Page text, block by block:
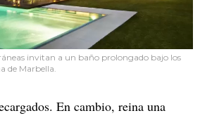
invitan a un baño prolongado bajo los
de Marbella.
En cambio, reina una